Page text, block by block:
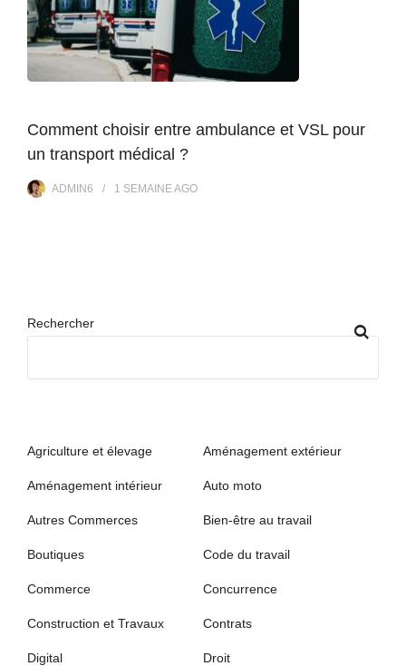
Comment choisir entre ambulance et VSL pour
un transport médical ?
ADMIN6 1 SEMAINE AGO
Rechercher
Agriculture et élevage Aménagement extérieur
Aménagement intérieur Auto moto
Autres Commerces Bien-être au travail
Boutiques Code du travail
Commerce Concurrence
Construction et Travaux Contrats
Digital Droit